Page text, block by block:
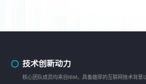
技术创新动力
核心团队成员均来自IBM，具备雄厚的互联网技术背景